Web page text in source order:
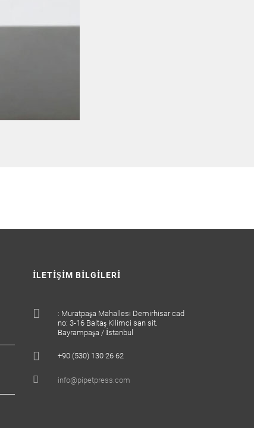
İLETIŞIM BILGILERI
: Muratpaşa Mahallesi Demirhisar cad
no: 3-16 Baltaş Kilimci san sit.
Bayrampaşa / İstanbul
+90 (530) 130 26 62
info@pipetpress.com